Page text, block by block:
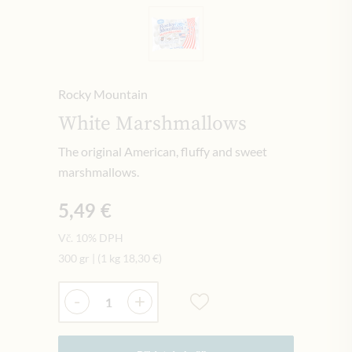
Rocky Mountain
White Marshmallows
The original American, fluffy and sweet
marshmallows.
5,49 €
Vč. 10% DPH
300 gr
(1 kg 18,30 €)
Množství
- +